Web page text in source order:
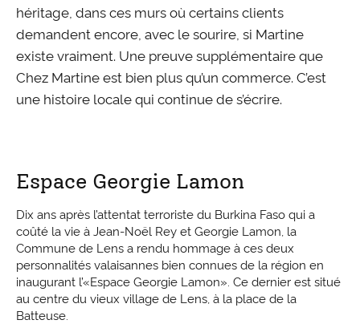
héritage, dans ces murs où certains clients
demandent encore, avec le sourire, si Martine
existe vraiment. Une preuve supplémentaire que
Chez Martine est bien plus qu’un commerce. C’est
une histoire locale qui continue de s’écrire.
Espace Georgie Lamon
Dix ans après l’attentat terroriste du Burkina Faso qui a
coûté la vie à Jean-Noël Rey et Georgie Lamon, la
Commune de Lens a rendu hommage à ces deux
personnalités valaisannes bien connues de la région en
inaugurant l’«Espace Georgie Lamon». Ce dernier est situé
au centre du vieux village de Lens, à la place de la
Batteuse.